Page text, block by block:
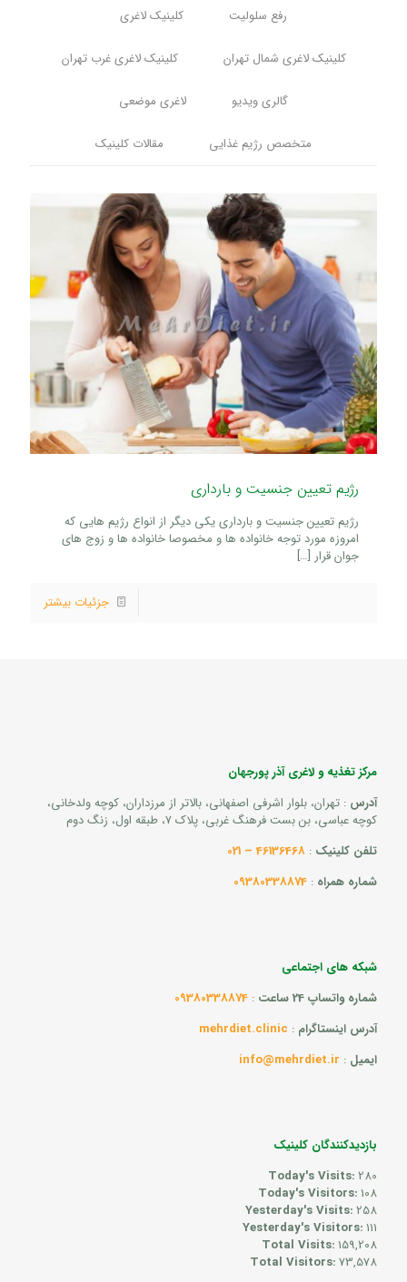
رفع سلولیت کلینیک لاغری
کلینیک لاغری شمال تهران کلینیک لاغری غرب تهران
گالری ویدیو لاغری موضعی
متخصص رژیم غذایی مقالات کلینیک
رژیم تعیین جنسیت و بارداری
رژیم تعیین جنسیت و بارداری یکی دیگر از انواع رژیم هایی که
امروزه مورد توجه خانواده ها و مخصوصا خانواده ها و زوج های
جوان قرار […]
جزئیات بیشتر
مرکز تغذیه و لاغری آذر پورجهان
آدرس : تهران، بلوار اشرفی اصفهانی، بالاتر از مرزداران، کوچه ولدخانی،
کوچه عباسی، بن بست فرهنگ غربی، پلاک 7، طبقه اول، زنگ دوم
تلفن کلینیک :
46136468 – 021
شماره همراه :
09380338874
شبکه های اجتماعی
شماره واتساپ 24 ساعت
:
09380338874
آدرس اینستاگرام :
mehrdiet.clinic
ایمیل :
info@mehrdiet.ir
بازدیدکنندگان کلینیک
Today's Visits:280
Today's Visitors:108
Yesterday's Visits:258
Yesterday's Visitors:111
Total Visits:159,208
Total Visitors:73,578